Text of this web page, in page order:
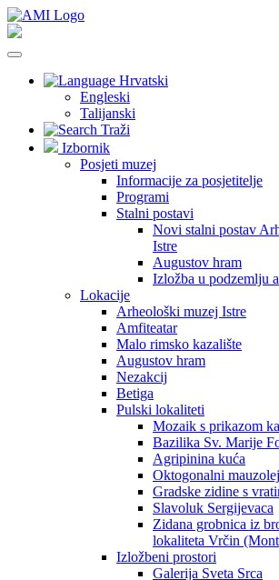
Hrvatski
Engleski
Talijanski
Traži
Izbornik
Posjeti muzej
Informacije za posjetitelje
Programi
Stalni postavi
Novi stalni postav
Istre
Augustov hram
Izložba u podzemlju
Lokacije
Arheološki muzej Istre
Amfiteatar
Malo rimsko kazalište
Augustov hram
Nezakcij
Betiga
Pulski lokaliteti
Mozaik s prikazom
Bazilika Sv. Marije
Agripinina kuća
Oktogonalni mauzolej
Gradske zidine s
Slavoluk Sergijevaca
Zidana grobnica iz
lokaliteta Vrčin
Izložbeni prostori
Galerija Sveta Srca